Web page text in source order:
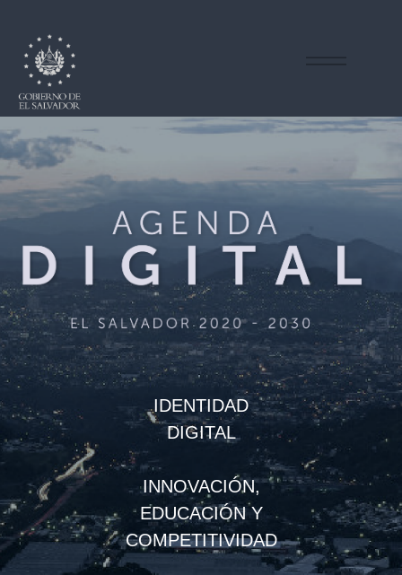
IDENTIDAD
DIGITAL
INNOVACIÓN,
EDUCACIÓN Y
COMPETITIVIDAD